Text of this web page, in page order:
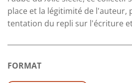
place et la légitimité de l'auteur,
tentation du repli sur l'écriture
FORMAT